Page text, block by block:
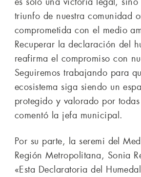
triunfo de nuestra comunidad
comprometida con el medio
Recuperar la declaración del
reafirma el compromiso con
Seguiremos trabajando para
ecosistema siga siendo un
protegido y valorado por
comentó la jefa municipal.
Por su parte, la seremi del
Región Metropolitana, Sonia
«Esta Declaratoria del